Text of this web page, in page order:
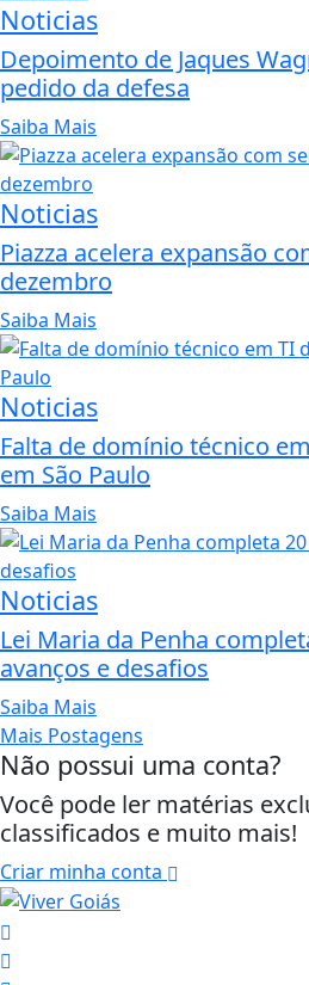
Noticias
Depoimento de Jaques
pedido da defesa
Saiba Mais
Noticias
Piazza acelera expansão
dezembro
Saiba Mais
Noticias
Falta de domínio técnico
em São Paulo
Saiba Mais
Noticias
Lei Maria da Penha
avanços e desafios
Saiba Mais
Mais Postagens
Não possui uma conta?
Você pode ler matérias
classificados e muito mais!
Criar minha conta